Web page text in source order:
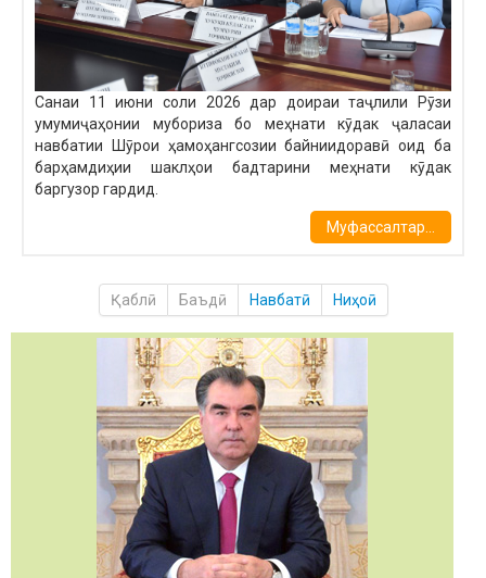
Санаи 11 июни соли 2026 дар доираи таҷлили Рӯзи
умумиҷаҳонии мубориза бо меҳнати кӯдак ҷаласаи
навбатии Шӯрои ҳамоҳангсозии байниидоравӣ оид ба
барҳамдиҳии шаклҳои бадтарини меҳнати кӯдак
баргузор гардид.
Муфассалтар...
Қаблӣ Баъдӣ Навбатӣ Ниҳоӣ